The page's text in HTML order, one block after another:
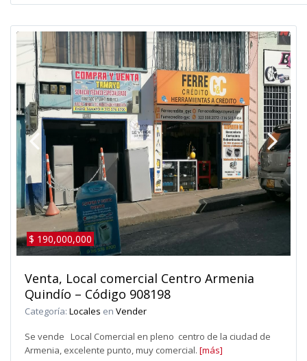
$ 190,000,000
Venta, Local comercial Centro Armenia
Quindío – Código 908198
Categoría: Locales en Vender
Se vende Local Comercial en pleno centro de la ciudad de
Armenia, excelente punto, muy comercial. [más]